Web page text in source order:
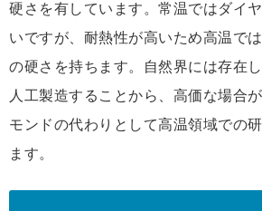
硬さを有しています。常温ではダイ
いですが、耐熱性が高いため高温で
の硬さを持ちます。自然界には存在
人工製造することから、高価な場合
モンドの代わりとして高温領域での
ます。